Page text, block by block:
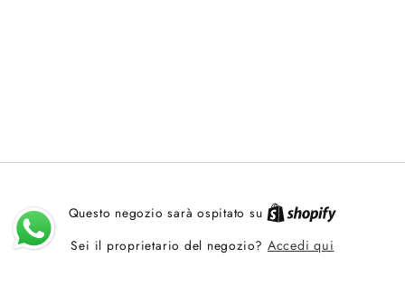
Questo negozio sarà ospitato su
Sei il proprietario del negozio? Accedi qui